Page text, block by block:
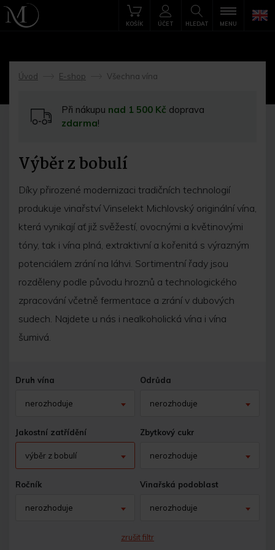
HLEDAT
KOŠÍK ÚČET MENU
Úvod
->
E-shop
->
Všechna vína
Při nákupu nad 1 500 Kč doprava
zdarma!
Výběr z bobulí
Díky přirozené modernizaci tradičních technologií
produkuje vinařství Vinselekt Michlovský originální vína,
která vynikají ať již svěžestí, ovocnými a květinovými
tóny, tak i vína plná, extraktivní a kořenitá s výrazným
potenciálem zrání na láhvi. Sortimentní řady jsou
rozděleny podle původu hroznů a technologického
zpracování včetně fermentace a zrání v dubových
sudech. Najdete u nás i nealkoholická vína i vína
šumivá.
Druh vína
nerozhoduje
Odrůda
nerozhoduje
Jakostní zatřídění
výběr z bobulí
Zbytkový cukr
nerozhoduje
Ročník
nerozhoduje
Vinařská podoblast
nerozhoduje
zrušit filtr